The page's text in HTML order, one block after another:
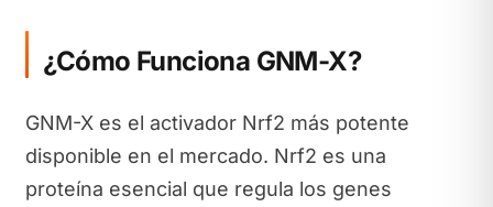
¿Cómo Funciona GNM-X?
GNM-X es el activador Nrf2 más potente
disponible en el mercado. Nrf2 es una
proteína esencial que regula los genes